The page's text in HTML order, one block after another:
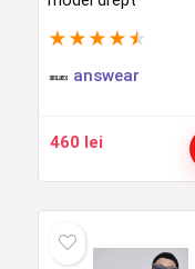
★ ★ ★ ★ ★
answear
460 lei